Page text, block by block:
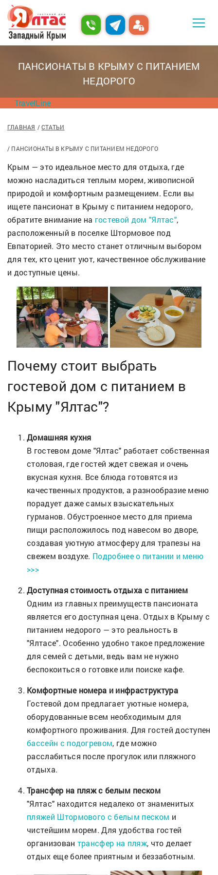
ПАНСИОНАТЫ В КРЫМУ С ПИТАНИЕМ
НЕДОРОГО
TravelLine
ГЛАВНАЯ СТАТЬИ
ПАНСИОНАТЫ В КРЫМУ С ПИТАНИЕМ НЕДОРОГО
Крым — это идеальное место для отдыха, где
можно насладиться теплым морем, живописной
природой и комфортным размещением. Если вы
ищете пансионат в Крыму с питанием недорого,
обратите внимание на гостевой дом "Ялтас",
расположенный в поселке Штормовое под
Евпаторией. Это место станет отличным выбором
для тех, кто ценит уют, качественное обслуживание
и доступные цены.
Почему стоит выбрать
гостевой дом с питанием в
Крыму "Ялтас"?
Домашняя кухня
В гостевом доме "Ялтас" работает собственная
столовая, где гостей ждет свежая и очень
вкусная кухня. Все блюда готовятся из
качественных продуктов, а разнообразие меню
порадует даже самых взыскательных
гурманов. Обустроенное место для приема
пищи расположилось под навесом во дворе,
создавая уютную атмосферу для трапезы на
свежем воздухе. Подробнее о питании и меню
>>>
Доступная стоимость отдыха с питанием
Одним из главных преимуществ пансионата
является его доступная цена. Отдых в Крыму с
питанием недорого — это реальность в
"Ялтасе". Особенно удобно такое предложение
для семей с детьми, ведь вам не нужно
беспокоиться о готовке или поиске кафе.
Комфортные номера и инфраструктура
Гостевой дом предлагает уютные номера,
оборудованные всем необходимым для
комфортного проживания. Для гостей доступен
бассейн с подогревом, где можно
расслабиться после прогулок или пляжного
отдыха.
Трансфер на пляж с белым песком
"Ялтас" находится недалеко от знаменитых
пляжей Штормового с белым песком и
чистейшим морем. Для удобства гостей
организован трансфер на пляж, что делает
отдых еще более приятным и беззаботным.